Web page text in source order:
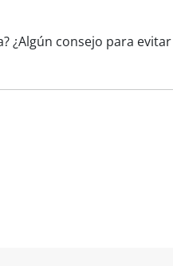
¿Algún consejo para